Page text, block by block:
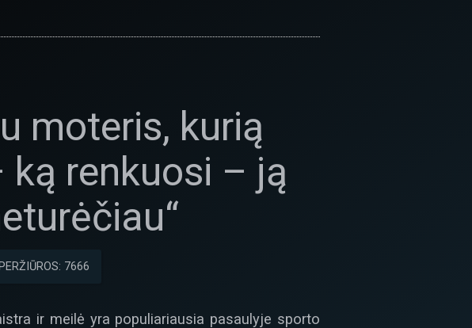
moteris, kurią
renkuosi – ją
PERŽIŪROS: 7666
ir meilė yra populiariausia pasaulyje sporto